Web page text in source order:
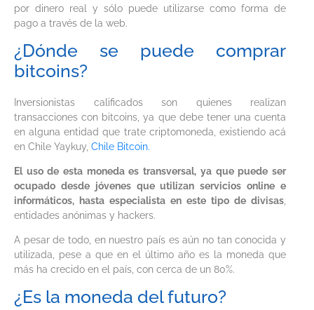
por dinero real y sólo puede utilizarse como forma de
pago a través de la web.
¿Dónde se puede comprar
bitcoins?
Inversionistas calificados son quienes realizan
transacciones con bitcoins, ya que debe tener una cuenta
en alguna entidad que trate criptomoneda, existiendo acá
en Chile Yaykuy, Chile Bitcoin.
El uso de esta moneda es transversal, ya que puede ser
ocupado desde jóvenes que utilizan servicios online e
informáticos, hasta especialista en este tipo de divisas
entidades anónimas y hackers.
A pesar de todo, en nuestro país es aún no tan conocida y
utilizada, pese a que en el último año es la moneda que
más ha crecido en el país, con cerca de un 80%.
¿Es la moneda del futuro?